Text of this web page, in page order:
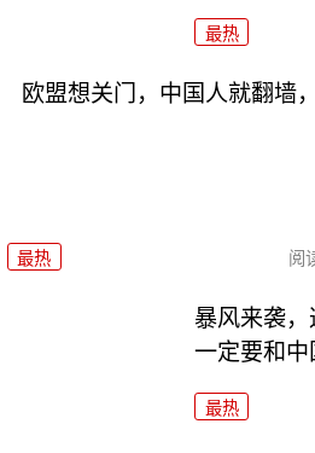
最热
欧盟想关门，中国人就翻墙
最热 阅
暴风来袭
一定要和中
最热